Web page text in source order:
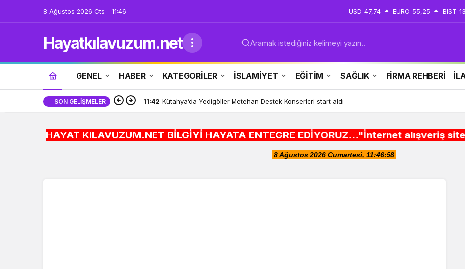
8 Ağustos 2026 Cts - 11:46 USD 47,74 EURO 55,25 BIST
Hayatkılavuzum.net Aramak istediğiniz kelimeyi yazın..
GENEL HABER KATEGORİLER İSLAMİYET EĞİTİM SAĞLIK FİRMA REHBERİ
SON GELIŞMELER 11:42 Kütahya’da Yedigöller Metehan Destek Konserleri start aldı
HAYAT KILAVUZUM.NET BİLGİYİ HAYATA ENTEGRE EDİYORUZ..."İnternet alışveriş